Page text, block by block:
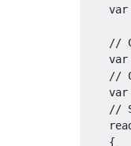
var
//
var
//
var
//
{